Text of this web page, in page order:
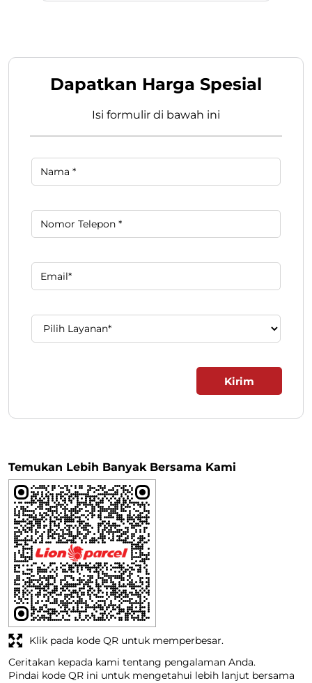
Dapatkan Harga Spesial
Isi formulir di bawah ini
Temukan Lebih Banyak Bersama Kami
Ceritakan kepada kami tentang pengalaman Anda.
Pindai kode QR ini untuk mengetahui lebih lanjut bersama
Klik pada kode QR untuk memperbesar.